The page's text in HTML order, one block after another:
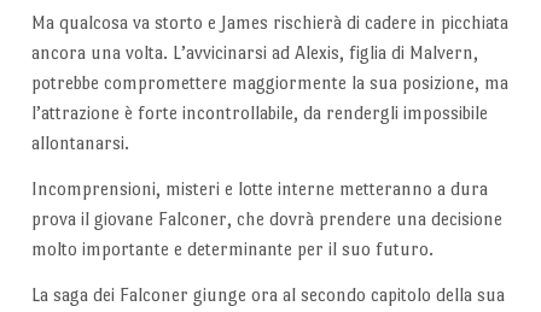
Ma qualcosa va storto e James rischierà di cadere in picchiata
ancora una volta. L’avvicinarsi ad Alexis, figlia di Malvern,
potrebbe compromettere maggiormente la sua posizione, ma
l’attrazione è forte incontrollabile, da rendergli impossibile
allontanarsi.
Incomprensioni, misteri e lotte interne metteranno a dura
prova il giovane Falconer, che dovrà prendere una decisione
molto importante e determinante per il suo futuro.
La saga dei Falconer giunge ora al secondo capitolo della sua